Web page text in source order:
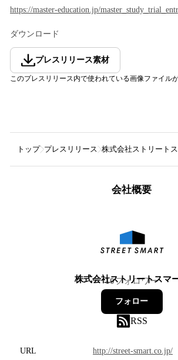
https://master-education.jp/
ダウンロード
プレスリリース素材
このプレスリリース内で使われている画像ファイル
トップ プレスリリース 株式会社ストリート
会社概要
株式会社ストリートスマ
10フォロワー
フォロー
RSS
URL
http://street-smart.co.jp/